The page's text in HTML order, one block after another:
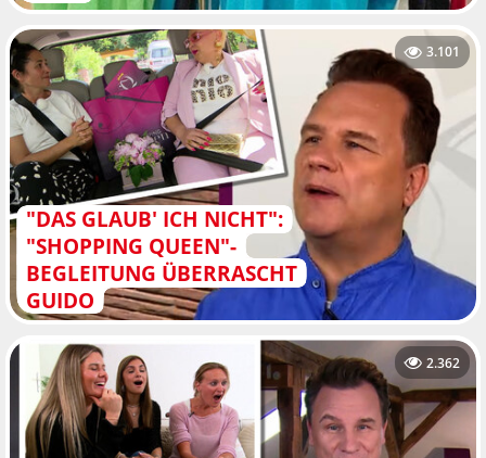
"DAS GLAUB' ICH NICHT":
"SHOPPING QUEEN"-
BEGLEITUNG ÜBERRASCHT
GUIDO
3.101
2.362